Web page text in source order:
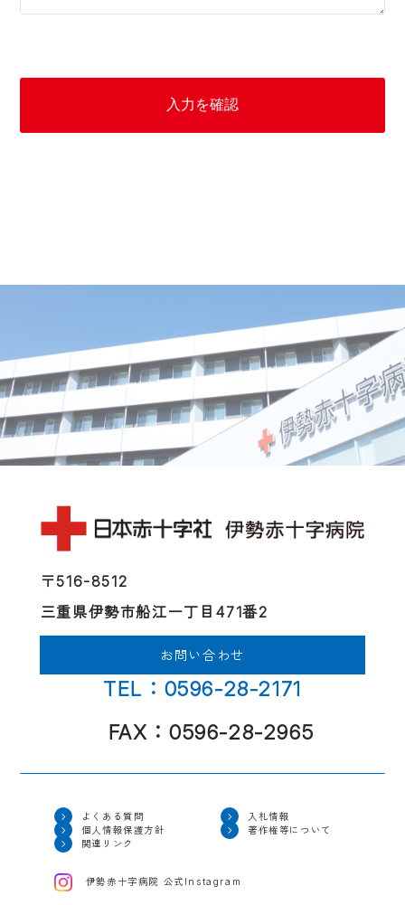
〒516-8512
三重県伊勢市船江一丁目471番2
お問い合わせ
TEL：0596-28-2171
FAX：0596-28-2965
よくある質問
入札情報
個人情報保護方針
著作権等について
関連リンク
伊勢赤十字病院 公式Instagram